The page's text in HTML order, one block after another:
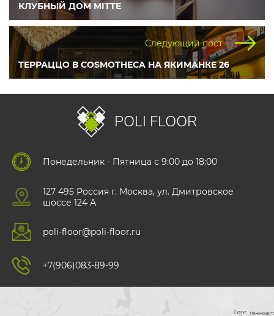
КЛУБНЫЙ ДОМ MITTE
Следующий пост
ТЕРРАЦЦО В COSMOTHECA НА ЯКИМАНКЕ 26
POLI FLOOR
Понедельник - Пятница с 9:00 до 18:00
127 495 Роccия г. Москва, ул. Дмитровское
шоссе 124 А
poli-floor@poli-floor.ru
+7(906)083-89-99